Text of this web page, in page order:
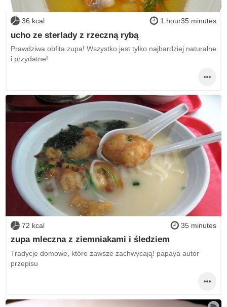
36 kcal 1 hour35 minutes
ucho ze sterlady z rzeczną rybą
Prawdziwa obfita zupa! Wszystko jest tylko najbardziej naturalne
i przydatne!
72 kcal 35 minutes
zupa mleczna z ziemniakami i śledziem
Tradycje domowe, które zawsze zachwycają! papaya autor
przepisu